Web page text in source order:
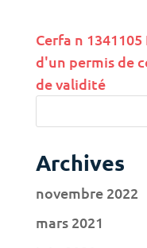
Cerfa n
d'un permis de
de validité
Archives
novembre 2022
mars 2021